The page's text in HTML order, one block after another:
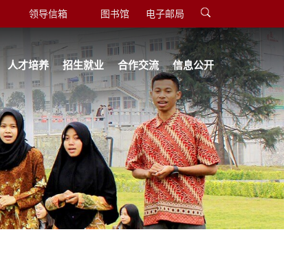
领导信箱 图书馆 电子邮局
人才培养 招生就业 合作交流 信息公开